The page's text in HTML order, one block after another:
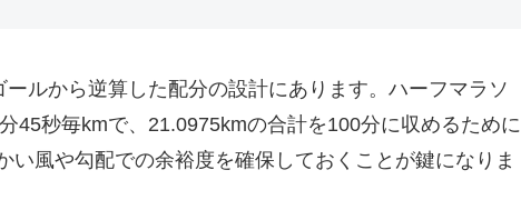
ルから逆算した配分の設計にあります。ハーフマラソ
45秒毎kmで、21.0975kmの合計を100分に収めるために
い風や勾配での余裕度を確保しておくことが鍵になりま